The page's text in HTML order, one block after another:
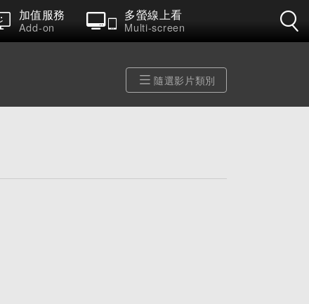
加值服務
Add-on
多螢線上看
Multi-screen
隨選影片類別